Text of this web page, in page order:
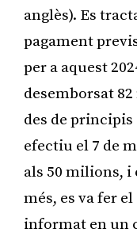
anglès). Es
pagament
per a aquest
desemborsat 82
des de principis
efectiu el 7 de
als 50 milions, i
més, es va fer el
informat en un